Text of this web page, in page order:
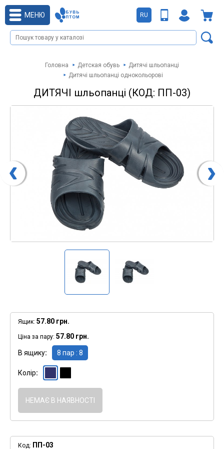
RU
МЕНЮ
Головна Детская обувь
Дитячі шльопанці
Дитячі шльопанці однокольорові
ДИТЯЧІ шльопанці (КОД: ПП-03)
Ящик: 57.80 грн.
Ціна за пару: 57.80 грн.
В ящику 8 пар : 8
Колір
НЕМАЄ В НАЯВНОСТІ
Код: ПП-03